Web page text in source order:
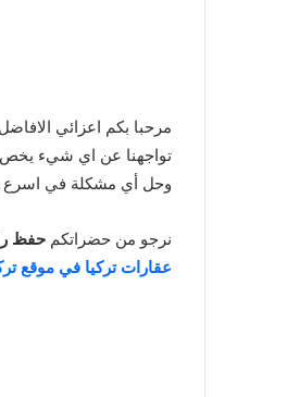
مرحبا بكم اعزائي
تواجهنا عن اي شيء يخص
وحل أي مشكلة في اسرع وقت ممكن وبحد اقصي يكون الرد
نرجو من حضراتكم حفظ
عقارات تركيا في موقع